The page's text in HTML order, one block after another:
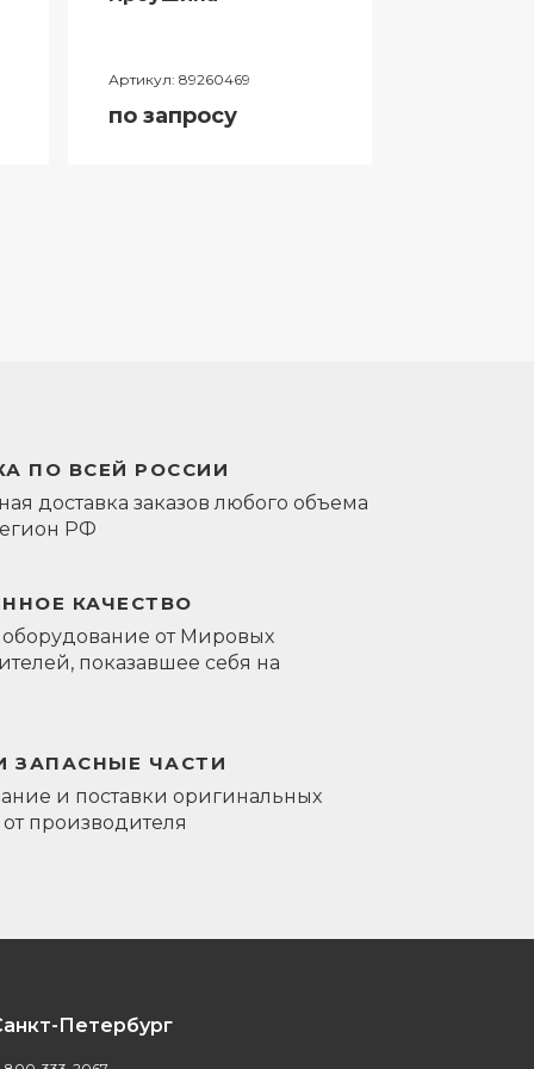
Артикул: 89260469
по запросу
ПО ВСЕЙ РОССИИ
доставка заказов любого объема
РФ
КАЧЕСТВО
оборудование от Мировых
показавшее себя на
ЗАПАСНЫЕ ЧАСТИ
и поставки оригинальных
от производителя
Петербург